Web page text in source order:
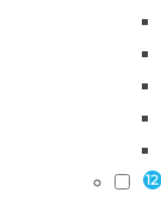
12